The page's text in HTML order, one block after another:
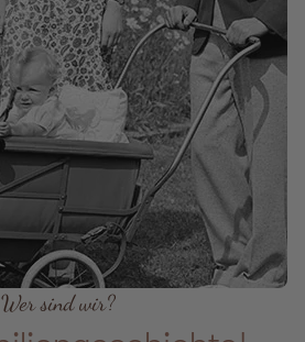
Wer sind wir?